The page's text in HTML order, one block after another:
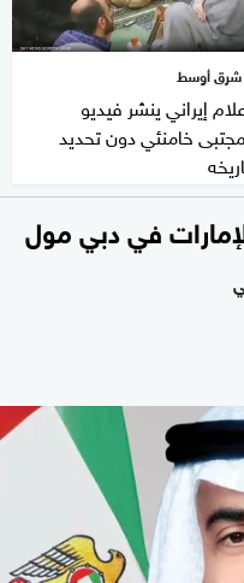
شرق أوسط
إيراني ينشر فيديو
خامنئي دون تحديد
في دبي مول